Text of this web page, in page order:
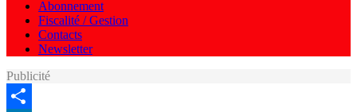
Abonnement
Fiscalité / Gestion
Contacts
Newsletter
Publicité